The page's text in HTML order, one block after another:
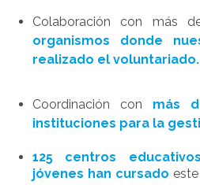
Colaboración con más
organismos donde
realizado el voluntariado.
Coordinación con más
instituciones para la
125 centros
jóvenes han cursado